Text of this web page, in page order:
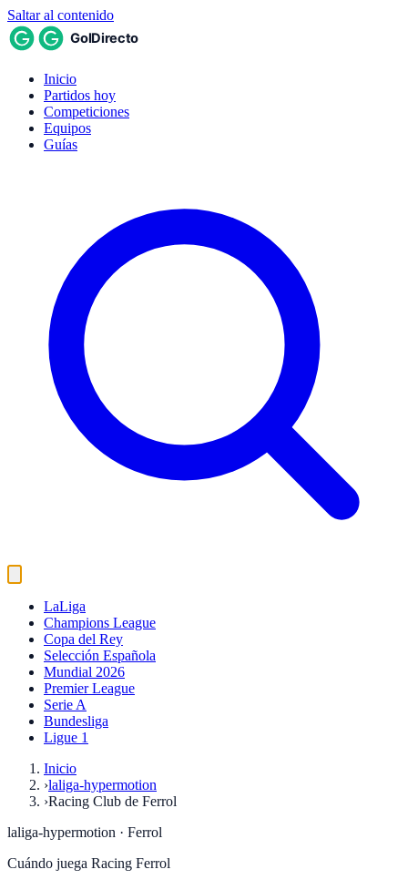
Saltar al contenido
Inicio
Partidos hoy
Competiciones
Equipos
Guías
LaLiga
Champions League
Copa del Rey
Selección Española
Mundial 2026
Premier League
Serie A
Bundesliga
Ligue 1
Inicio
›laliga-hypermotion
›Racing Club de Ferrol
laliga-hypermotion · Ferrol
Cuándo juega Racing Ferrol